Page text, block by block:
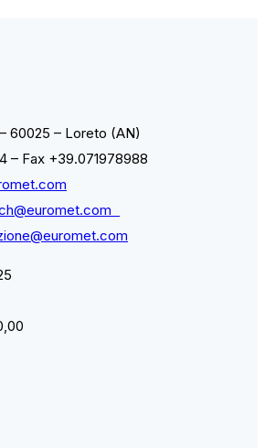
60025 – Loreto (AN)
– Fax +39.071978988